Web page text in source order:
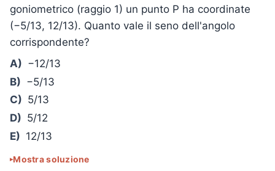
goniometrico (raggio 1) un punto P ha coordinate
(−5/13, 12/13). Quanto vale il seno dell'angolo
corrispondente?
A) −12/13
B) −5/13
C) 5/13
D) 5/12
E) 12/13
Mostra soluzione